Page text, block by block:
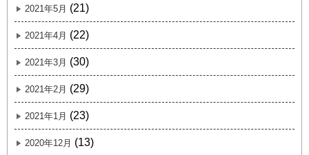
2021年5月 (21)
2021年4月 (22)
2021年3月 (30)
2021年2月 (29)
2021年1月 (23)
2020年12月 (13)